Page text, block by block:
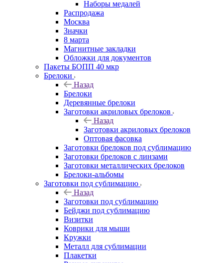
Наборы медалей
Распродажа
Москва
Значки
8 марта
Магнитные закладки
Обложки для документов
Пакеты БОПП 40 мкр
Брелоки
Назад
Брелоки
Деревянные брелоки
Заготовки акриловых брелоков
Назад
Заготовки акриловых брелоков
Оптовая фасовка
Заготовки брелоков под сублимацию
Заготовки брелоков с линзами
Заготовки металлических брелоков
Брелоки-альбомы
Заготовки под сублимацию
Назад
Заготовки под сублимацию
Бейджи под сублимацию
Визитки
Коврики для мыши
Кружки
Металл для сублимации
Плакетки